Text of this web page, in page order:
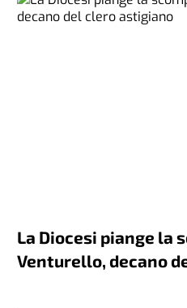
La Diocesi piange la
Venturello, decano